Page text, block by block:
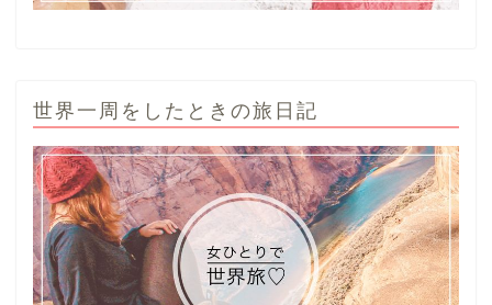
世界一周をしたときの旅日記